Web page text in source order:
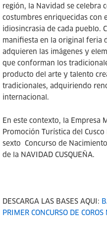
región, la Navidad se celebra
costumbres enriquecidas con
idiosincrasia de cada pueblo.
manifiesta en la original feria
adquieren las imágenes y
que conforman los
producto del arte y talento
tradicionales, adquiriendo
internacional.
En este contexto, la Empresa
Promoción Turística del
sexto Concurso de
de la NAVIDAD CUSQUEÑA.
DESCARGA LAS BASES AQUI:
PRIMER CONCURSO DE